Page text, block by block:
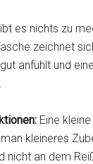
es nichts zu
zeichnet
anfühlt und
Eine
kleineres
nicht an dem